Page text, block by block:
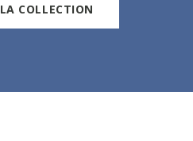
COLLECTION